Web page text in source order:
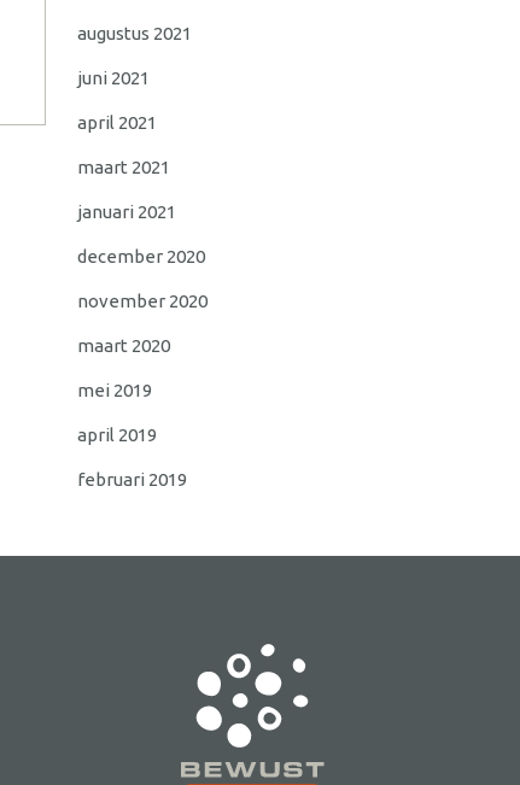
augustus 2021
juni 2021
april 2021
maart 2021
januari 2021
december 2020
november 2020
maart 2020
mei 2019
april 2019
februari 2019